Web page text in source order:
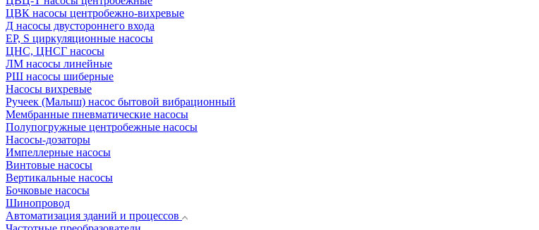
ЦВК насосы центробежно-вихревые
Д насосы двустороннего входа
EP, S циркуляционные насосы
ЦНС, ЦНСГ насосы
ЛМ насосы линейные
РШ насосы шиберные
Насосы вихревые
Ручеек (Малыш) насос бытовой вибрационный
Мембранные пневматические насосы
Полупогружные центробежные насосы
Насосы-дозаторы
Импеллерные насосы
Винтовые насосы
Вертикальные насосы
Бочковые насосы
Шинопровод
Автоматизация зданий и процессов